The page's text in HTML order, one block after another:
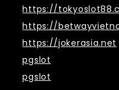
https://
https://
https://jokerasia.net
pgslot
pgslot